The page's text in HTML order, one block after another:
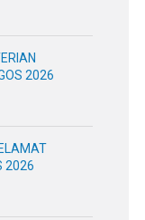
2026
2026